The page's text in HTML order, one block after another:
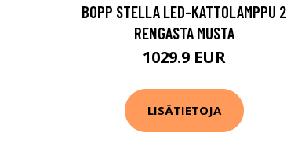
BOPP STELLA LED-KATTOLAMPPU 2
RENGASTA MUSTA
1029.9 EUR
LISÄTIETOJA